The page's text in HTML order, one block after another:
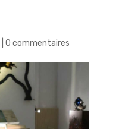
0 commentaires